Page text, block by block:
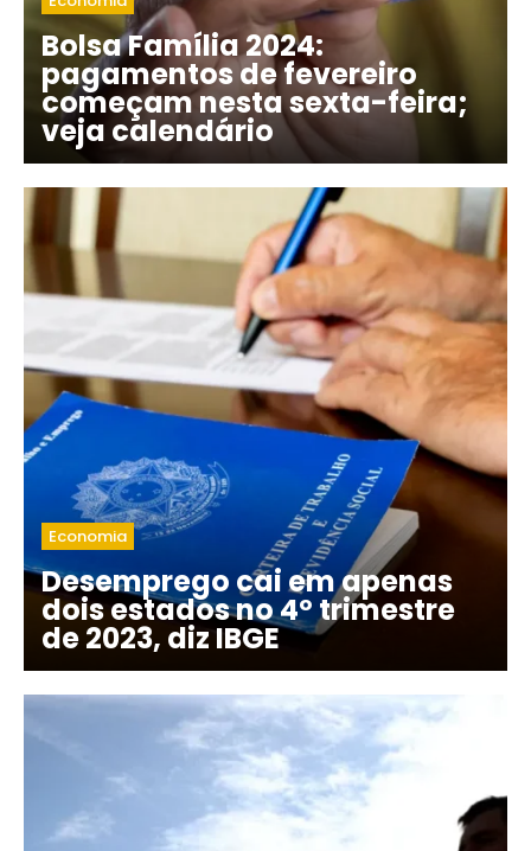
Bolsa Família 2024:
pagamentos de fevereiro
começam nesta sexta-feira;
veja calendário
Economia
Desemprego cai em apenas
dois estados no 4º trimestre
de 2023, diz IBGE